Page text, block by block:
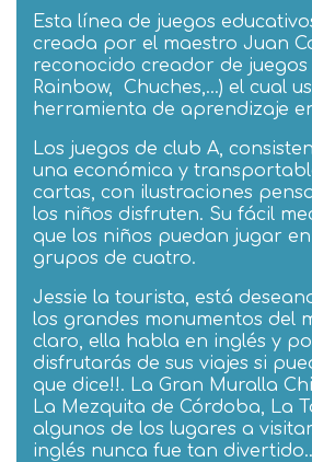
Esta línea de juegos
creada por el maestro Juan
reconocido creador de juegos
Rainbow,
Chuches,…) el cual
herramienta de aprendizaje
Los juegos de club A,
una económica y
cartas, con ilustraciones
los niños disfruten. Su fácil
que los niños puedan jugar
grupos de cuatro.
Jessie la tourista, está
los grandes monumentos del
claro, ella habla en inglés y
disfrutarás de sus viajes si
que dice!!. La Gran Muralla
La Mezquita de Córdoba, La
algunos de los lugares a
inglés nunca fue tan